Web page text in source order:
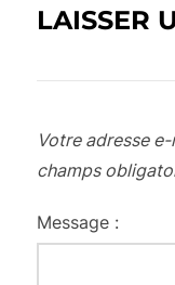
LAISSER
Votre adresse
champs
Message :